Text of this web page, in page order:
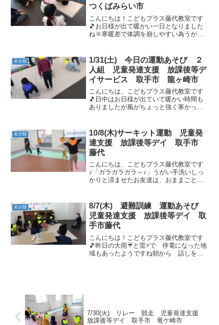
つくばみらい市
こんにちは！こどもプラス藤代教室です
🎵お日様が出て暖かい一日となりました
ね🌞寒暖差で体調を崩しやすい為うがい
拶の前に絵本「きんぎょがにげた」を見
ました♪金魚はどこにいっ...
未分類
1/31(土) 今日の運動あそび ２
人組 児童発達支援 放課後等デ
イサービス 取手市 龍ヶ崎市
こんにちは、こどもプラス藤代教室です
🎵日中はお日様が出ていて暖かい時間も
ありましたが風がちょっと強く寒かった
ましょう😊今日も元気なお友達が遊びに
来てくれました✌うがい手...
未分類
10/8(木)サーキット運動 児童発
達支援 放課後等デイ 取手市
藤代
こんにちは、こどもプラス藤代教室です
♪「ガラガラガラ～♪」うがい手洗いしっ
かりと済ませたお友達は、おままごとや
は朝から雨降りだったので体もなまって
いることでしょう！元気...
未分類
8/7(木) 避難訓練 運動あそび
児童発達支援 放課後等デイ 取
手市藤代
こんにちは！こどもプラス藤代教室です
🎵昨日の大雨☔と雷⚡で 停電になった地
域もあったようですね朝から 話しを聞
7/30(火) リレー 競走 児童発達支援
放課後等デイ 取手市 竜ケ崎市